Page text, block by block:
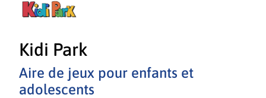
Kidi Park
Aire de jeux pour enfants et
adolescents